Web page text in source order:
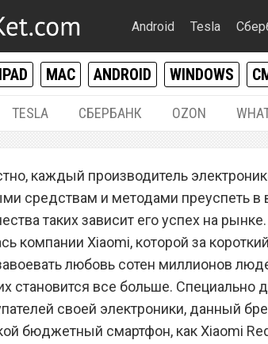
Android Tesla
IPAD MAC ANDROID WINDOWS
TESLA СБЕРБАНК OZON
Redmi Note 8
в шок
каждый производитель
средствам и методами преуспеть в
таких зависит его успех на
компании Xiaomi, которой за
любовь сотен миллионов
становится все больше. Специально
своей электроники, данный
бюджетный смартфон, как Xiaomi